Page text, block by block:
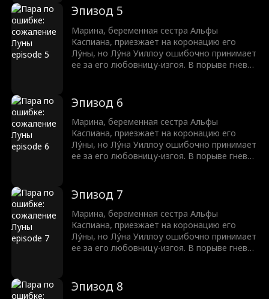
семья Брукс жаждет мести.
Эпизод 5
Марина, беременная сестра Альфы
Каспиана, приезжает на коронацию его
Лу́ны, но Лу́на Уиллоу ошибочно принимает
ее за его любовницу-изгоя. В порыве гнева,
семья Брукс жаждет мести.
Эпизод 6
Марина, беременная сестра Альфы
Каспиана, приезжает на коронацию его
Лу́ны, но Лу́на Уиллоу ошибочно принимает
ее за его любовницу-изгоя. В порыве гнева,
семья Брукс жаждет мести.
Эпизод 7
Марина, беременная сестра Альфы
Каспиана, приезжает на коронацию его
Лу́ны, но Лу́на Уиллоу ошибочно принимает
ее за его любовницу-изгоя. В порыве гнева,
семья Брукс жаждет мести.
Эпизод 8